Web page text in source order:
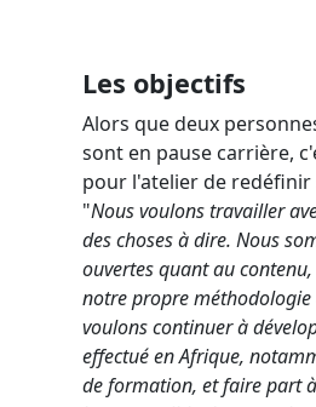
Les objectifs
Alors que deux
sont en pause carrière,
pour l'atelier de redéfinir
"Nous voulons travailler
des choses à dire. Nous
ouvertes quant au
notre propre
voulons continuer à
effectué en Afrique,
de formation, et faire part